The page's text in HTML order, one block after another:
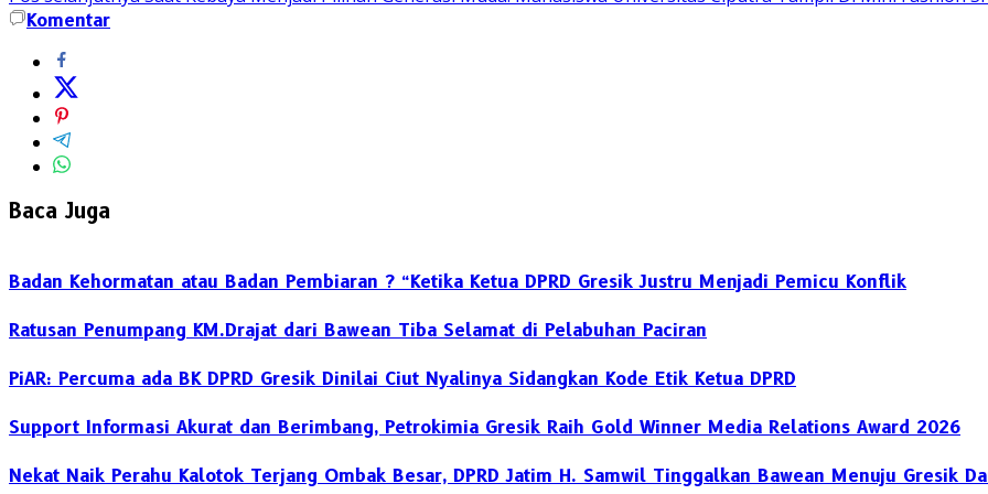
Komentar
Baca Juga
Badan Kehormatan atau Badan Pembiaran ? “Ketika Ketua DPRD Gresik Justru Menjadi Pemicu Konflik
Ratusan Penumpang KM.Drajat dari Bawean Tiba Selamat di Pelabuhan Paciran
PiAR: Percuma ada BK DPRD Gresik Dinilai Ciut Nyalinya Sidangkan Kode Etik Ketua DPRD
Support Informasi Akurat dan Berimbang, Petrokimia Gresik Raih Gold Winner Media Relations Award 2026
Nekat Naik Perahu Kalotok Terjang Ombak Besar, DPRD Jatim H. Samwil Tinggalkan Bawean Menuju Gresik